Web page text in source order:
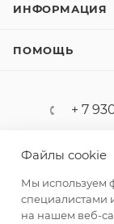
ИНФОРМАЦИЯ
ПОМОЩЬ
+ 7
Файлы cookie
Мы используем
специалистами
на нашем веб-